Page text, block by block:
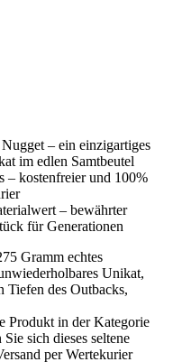
– ein einzigartiges
im edlen Samtbeutel
– kostenfreier und 100%
– bewährter
für Generationen
Gramm echtes
Unikat,
Tiefen des Outbacks,
Produkt in der Kategorie
sich dieses seltene
per Wertekurier